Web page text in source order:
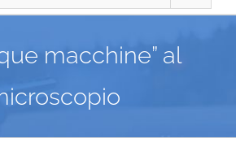
macchine” al